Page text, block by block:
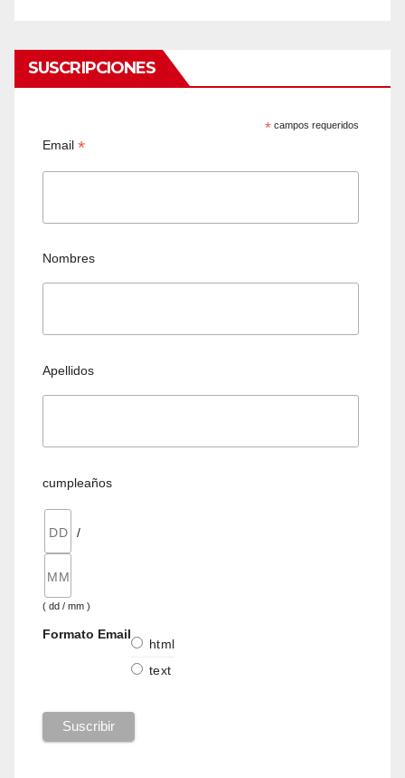
SUSCRIPCIONES
* campos requeridos
Email*
Nombres
Apellidos
cumpleaños
/
( dd / mm )
Formato Email
html
text